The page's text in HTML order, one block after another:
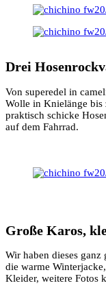
Drei
Von superedel in
Wolle in Knielänge bis
praktisch schicke
auf dem Fahrrad.
Große Karos,
Wir haben dieses
die warme
Kleider, weitere Fotos